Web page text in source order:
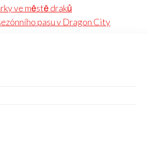
ve městě draků
pasu v Dragon City